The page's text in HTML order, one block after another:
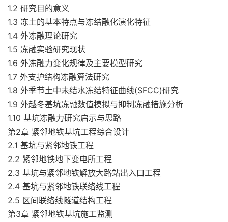
1.2 研究目的意义
1.3 冻土的基本特点与冻结融化演化特征
1.4 外冻融理论研究
1.5 冻融实验研究现状
1.6 外冻融力变化规律及主要模型研究
1.7 外支护结构冻融算法研究
1.8 外季节土中未结水冻结特征曲线(SFCC)研究
1.9 外越冬基坑冻融数值模拟与抑制冻融措施分析
1.10 基坑冻融力研究启示与思路
第2章 紧邻地铁基坑工程综合设计
2.1 基坑与紧邻地铁工程
2.2 紧邻地铁地下变电所工程
2.3 基坑与紧邻地铁解放大路站出入口工程
2.4 基坑与紧邻地铁联络线工程
2.5 区间联络线隧道结构工程
第3章 紧邻地铁基坑施工监测